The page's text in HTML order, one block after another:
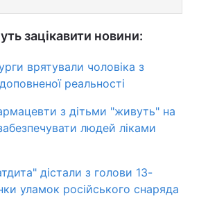
зацікавити новини:
врятували чоловіка з
реальності
з дітьми "живуть" на
людей ліками
дістали з голови 13-
уламок російського снаряда